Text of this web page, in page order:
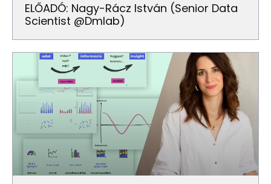
ELŐADÓ: Nagy-Rácz István (senior Data
Scientist @dmlab)